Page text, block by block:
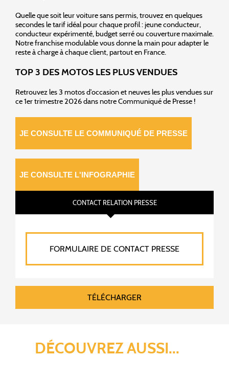
Quelle que soit leur voiture sans permis, trouvez en quelques
secondes le tarif idéal pour chaque profil : jeune conducteur,
conducteur expérimenté, budget serré ou couverture maximale.
Notre franchise modulable vous donne la main pour adapter le
reste à charge à chaque client, partout en France.
TOP 3 DES MOTOS LES PLUS VENDUES
Retrouvez les 3 motos d’occasion et neuves les plus vendues sur
ce 1er trimestre 2026 dans notre Communiqué de Presse !
JE CONSULTE LE COMMUNIQUÉ DE PRESSE
JE CONSULTE L'INFOGRAPHIE
CONTACT RELATION PRESSE
FORMULAIRE DE CONTACT PRESSE
TÉLÉCHARGER
DÉCOUVREZ AUSSI...